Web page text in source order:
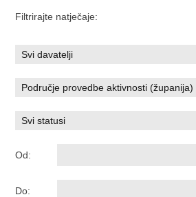
Filtrirajte natječaje:
Od:
Do: